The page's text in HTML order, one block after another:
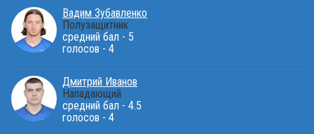
Вадим Зубавленко
Полузащитник
средний бал - 5
голосов - 4
Дмитрий Иванов
Нападающий
средний бал - 4.5
голосов - 4